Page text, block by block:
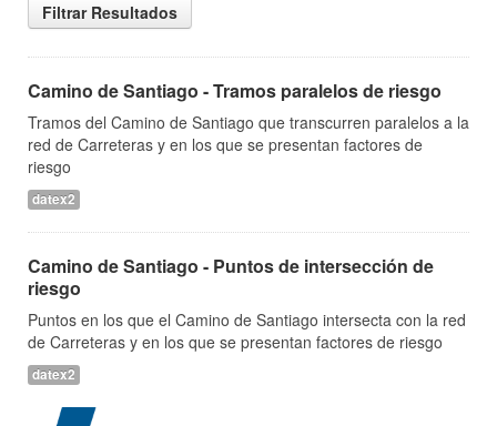
Filtrar Resultados
Camino de Santiago - Tramos paralelos de riesgo
Tramos del Camino de Santiago que transcurren paralelos a la
red de Carreteras y en los que se presentan factores de
riesgo
datex2
Camino de Santiago - Puntos de intersección de
riesgo
Puntos en los que el Camino de Santiago intersecta con la red
de Carreteras y en los que se presentan factores de riesgo
datex2